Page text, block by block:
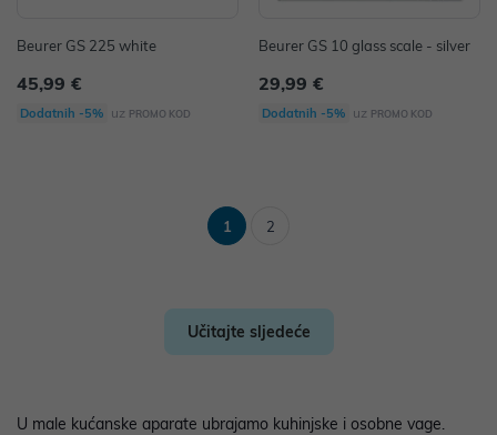
Beurer GS 225 white
45,99 €
Dodatnih -5% uz PROMO KOD
Beurer GS 10 glass scale - silver
29,99 €
Dodatnih -5% uz PROMO KOD
1 2
Učitajte sljedeće
U male kućanske aparate ubrajamo kuhinjske i osobne vage.